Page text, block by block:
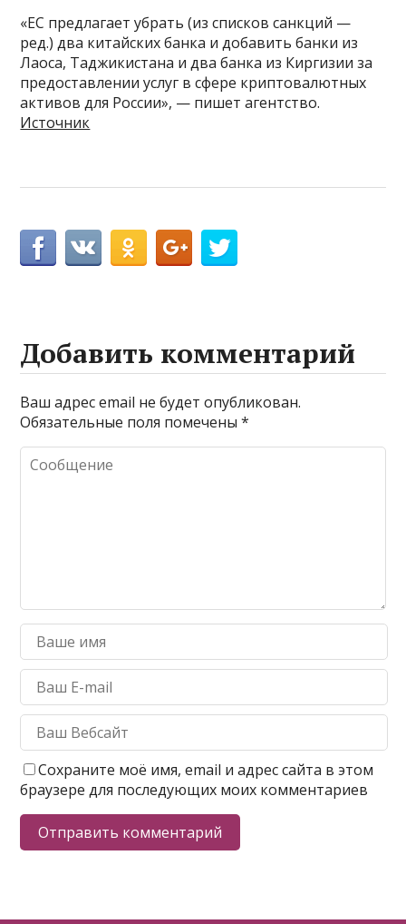
«ЕС предлагает убрать (из списков санкций —
ред.) два китайских банка и добавить банки из
Лаоса, Таджикистана и два банка из Киргизии за
предоставлении услуг в сфере криптовалютных
активов для России», — пишет агентство.
Источник
Добавить комментарий
Ваш адрес email не будет опубликован.
Обязательные поля помечены*
Сохраните моё имя, email и адрес сайта в этом
браузере для последующих моих комментариев